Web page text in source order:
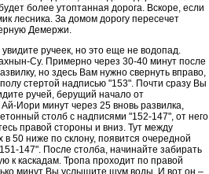
более утоптанная дорога. Вскоре, если
лесника. За домом дорогу пересечет
Демержи.
ручеек, но это еще не водопад.
Су. Примерно через 30-40 минут после
но здесь Вам нужно свернуть вправо,
стертой надписью "153". Почти сразу Вы
ручей, берущий начало от
Иори минут через 25 вновь развилка,
столб с надписями "152-147", от него
правой стороны и вниз. Тут между
50 ниже по склону, появится очередной
147". После столба, начинайте забирать
к каскадам. Тропа проходит по правой
минут Вы услышите шум воды. И вот он –